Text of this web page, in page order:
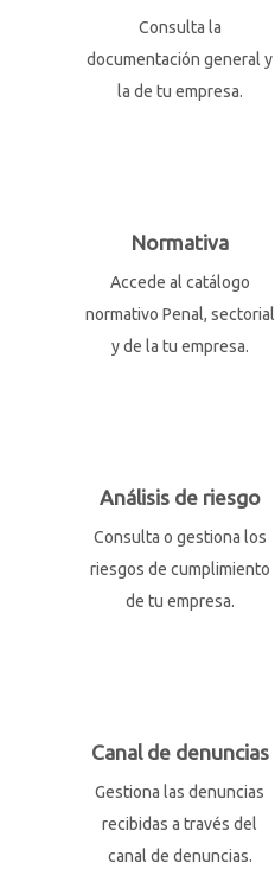
Consulta la
documentación general y
la de tu empresa.
Normativa
Accede al catálogo
normativo Penal, sectorial
y de la tu empresa.
Análisis de riesgo
Consulta o gestiona los
riesgos de cumplimiento
de tu empresa.
Canal de denuncias
Gestiona las denuncias
recibidas a través del
canal de denuncias.